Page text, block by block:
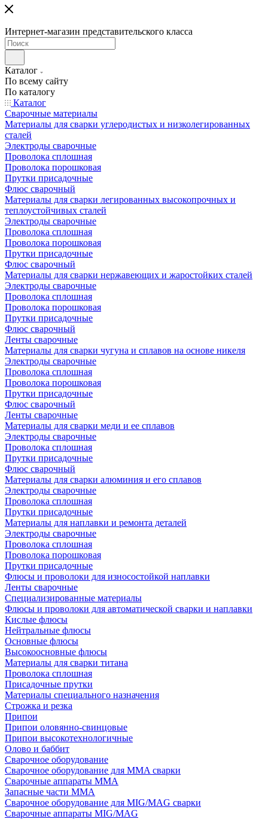
Интернет-магазин представительского класса
Каталог
По всему сайту
По каталогу
Каталог
Сварочные материалы
Материалы для сварки углеродистых и низколегированных
сталей
Электроды сварочные
Проволока сплошная
Проволока порошковая
Прутки присадочные
Флюс сварочный
Материалы для сварки легированных высокопрочных и
теплоустойчивых сталей
Электроды сварочные
Проволока сплошная
Проволока порошковая
Прутки присадочные
Флюс сварочный
Материалы для сварки нержавеющих и жаростойких сталей
Электроды сварочные
Проволока сплошная
Проволока порошковая
Прутки присадочные
Флюс сварочный
Ленты сварочные
Материалы для сварки чугуна и сплавов на основе никеля
Электроды сварочные
Проволока сплошная
Проволока порошковая
Прутки присадочные
Флюс сварочный
Ленты сварочные
Материалы для сварки меди и ее сплавов
Электроды сварочные
Проволока сплошная
Прутки присадочные
Флюс сварочный
Материалы для сварки алюминия и его сплавов
Электроды сварочные
Проволока сплошная
Прутки присадочные
Материалы для наплавки и ремонта деталей
Электроды сварочные
Проволока сплошная
Проволока порошковая
Прутки присадочные
Флюсы и проволоки для износостойкой наплавки
Ленты сварочные
Специализированные материалы
Флюсы и проволоки для автоматической сварки и наплавки
Кислые флюсы
Нейтральные флюсы
Основные флюсы
Высокоосновные флюсы
Материалы для сварки титана
Проволока сплошная
Присадочные прутки
Материалы специального назначения
Строжка и резка
Припои
Припои оловянно-свинцовые
Припои высокотехнологичные
Олово и баббит
Сварочное оборудование
Сварочное оборудование для MMA сварки
Сварочные аппараты MMA
Запасные части MMA
Сварочное оборудование для MIG/MAG сварки
Сварочные аппараты MIG/MAG